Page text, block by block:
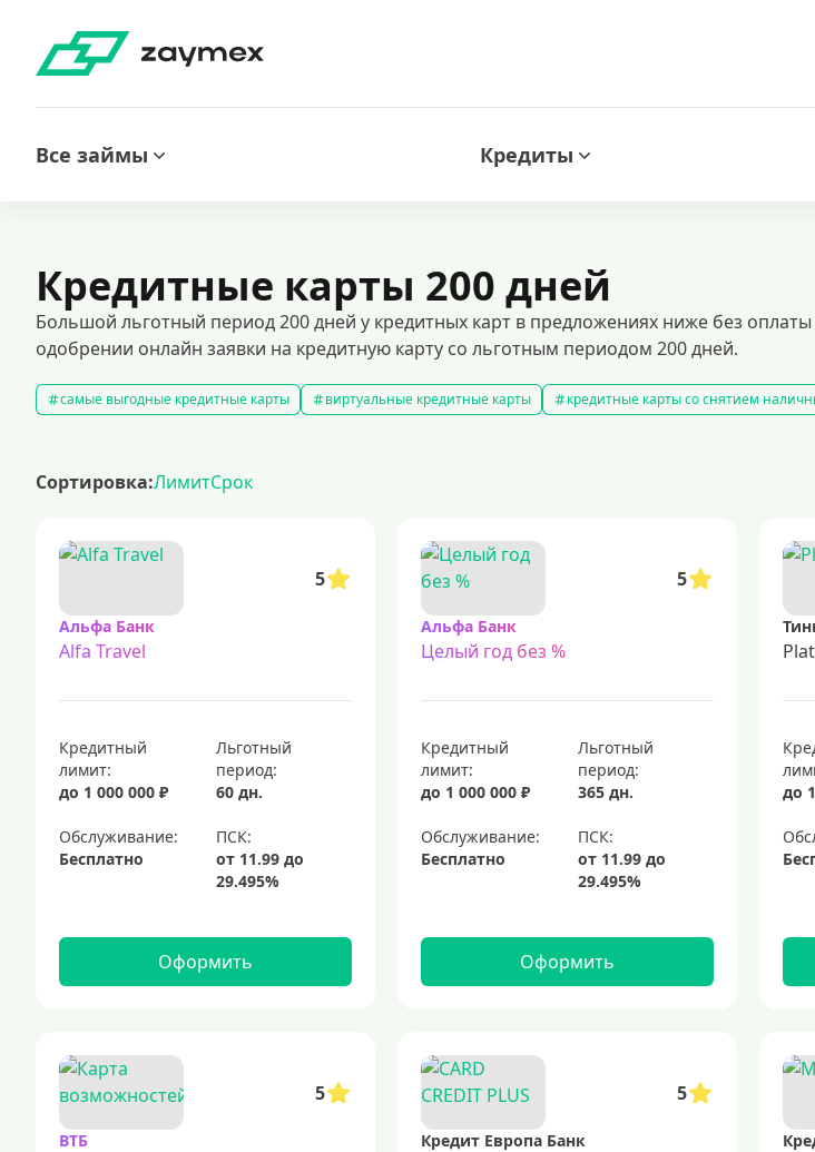
Все займы Кредиты
Кредитные карты 200 дней
Большой льготный период 200 дней у кредитных карт в предложениях ниже без
одобрении онлайн заявки на кредитную карту со льготным периодом 200 дней.
самые выгодные кредитные карты виртуальные кредитные карты кредитные карты со снятием
кредитные карты visa
премиальные кредитные карты
Сортировка:ЛимитСрок
5
Альфа Банк
Alfa Travel
Кредитный
лимит:
до 1 000 000 ₽
Льготный
период:
60 дн.
Обслуживание:
Бесплатно
Оформить
5
Альфа Банк
Целый год без %
Кредитный
лимит:
до 1 000 000 ₽
Льготный
период:
365 дн.
Обслуживание:
Бесплатно
Оформить
до
5
ВТБ
5
Кредит Европа Банк